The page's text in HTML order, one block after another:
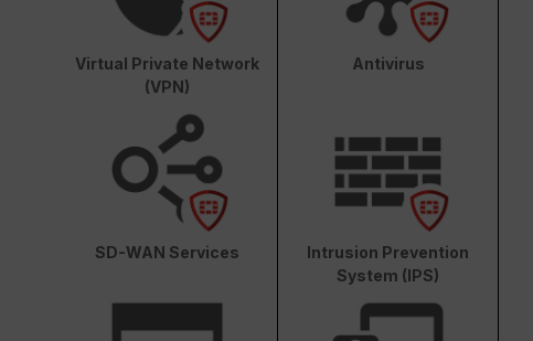
Virtual Private Network
(VPN)
Antivirus
SD-WAN Services
Intrusion Prevention
System (IPS)